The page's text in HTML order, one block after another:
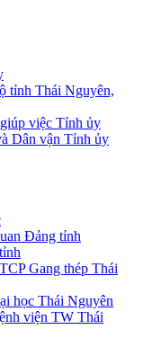
tỉnh Thái Nguyên,
việc Tỉnh ủy
Dân vận Tỉnh ủy
Đảng tỉnh
Gang thép Thái
học Thái Nguyên
viện TW Thái